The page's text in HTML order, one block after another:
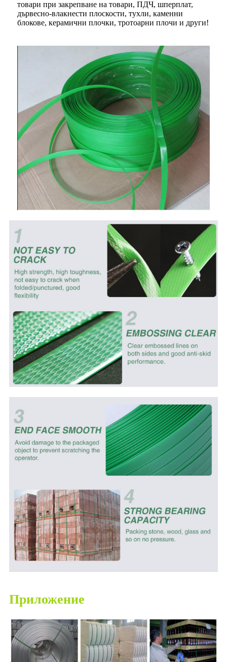
товари при закрепване на товари, ПДЧ, шперплат,
дървесно-влакнести плоскости, тухли, каменни
блокове, керамични плочки, тротоарни плочи и други!
Приложение